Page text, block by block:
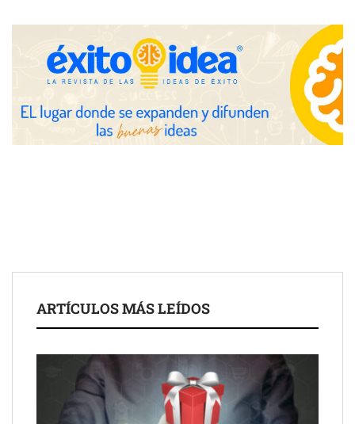
Zoomex mejora su Strategy Center con herramientas
avanzadas para trading estratégico
COMPALISS de LYSOTRIC: cuando un solo producto multiplica
las posibilidades del salón profesional
ARTÍCULOS MÁS LEÍDOS